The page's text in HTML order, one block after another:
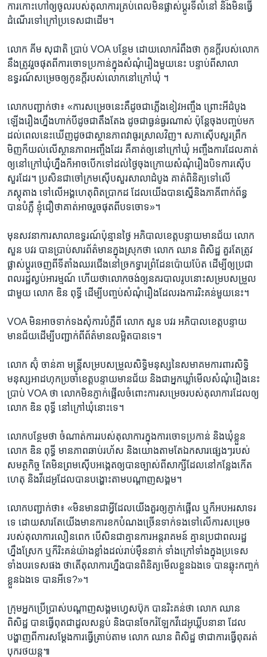
ការ​កោះ​ហៅ​ឲ្យ​ចូល​របស់​តុលាការ​គ្រប់​ពេល​មិន​ផ្លាស់​ប្តូរ​ទីលំនៅ​ និង​មិន​ធ្វើ​
ដំណើរ​ទៅ​ក្រៅ​ប្រទេស​ជា​ដើម។
លោក គីម សុជាតិ ​ប្រាប់​ VOA ​បន្ថែម ​ដោយ​លោក​រំពឹង​ថា ​កូន​ក្តី​របស់​លោក​
នឹង​ត្រូវ​រួច​ផុត​ពីការ​ចោទ​ប្រកាន់ក្នុង​សំណុំ​រឿង​មួយ​នេះ​ បន្ទាប់​ពី​សាលា​
ឧទ្ធរណ៍​សម្រេច​ឲ្យ​កូនក្តី​របស់​លោក​នៅ​ក្រៅឃុំ ។
លោក​បញ្ជាក់​ថា៖ «ការ​សម្រេច​នេះ​គឺ​ដូចជា​ភ្លើង​ខៀវ​អញ្ចឹង ​ព្រោះ​អី​ដំបូង​
ឡើង​រឿង​ហ្នឹង​ហាក់​បី​ដូចជា​តឹងតែង ​ដូចជា​ធ្ងន់ធ្ងរ​ណាស់​ ប៉ុន្តែ​ចុង​បញ្ចប់​មក​
ដល់​ពេល​នេះ​ឃើញ​ដូចជា​ស្ថានភាព​វា​ធូរ​ស្រាល​វិញ។ សភា​ស៊ើបសួរ​ព្រឹក​
មិញ​ក៏​យល់​លើស្ថានភាព​អញ្ចឹង​ដែរ​ គឺ​គាត់​ឲ្យ​នៅ​ក្រៅ​ឃុំ អញ្ចឹង​ការ​ដែល​គាត់​
ឲ្យ​នៅ​ក្រៅ​ឃុំ​ហ្នឹង​ក៏​អាច​បើក​ទៅ​ដល់​ថ្ងៃ​ចុង​ក្រោយ​សំណុំ​រឿង​បិទ​ការ​ស៊ើប
សួរ​ដែរ។​ ប្រសិន​ជា​ចៅ​ក្រម​ស៊ើបសួរ​សាលា​ដំបូង​ គាត់​ពិនិត្យ​ទៅ​លើ​
ភស្តុតាង ទៅ​លើ​អង្គហេតុ​ពិត​ប្រាកដ ដែល​យើង​បាន​ស្នើ​និង​ភាគី​ពាក់ព័ន្ធ​
បាន​បំភ្លឺ​ ខ្ញុំ​ជឿ​ថា​គាត់​អាច​រួច​ផុត​ពី​បទ​ចោទ»។
មុន​សវនាការ​សាលា​ឧទ្ធរណ៍​ប៉ុន្មាន​ថ្ងៃ ​អភិបាល​ខេត្ត​បន្ទាយមានជ័យ លោក
សួន​ បវរ បាន​ប្រាប់​សារព័ត៌មាន​ក្នុង​ស្រុក​ថា ​លោក ឈាន ពិសិដ្ឋ ​គួរតែ​ត្រូវ​
ផ្លាស់ប្តូរ​ចេញ​ពី​ទីតាំង​ឈរ​ជើង​នៅច្រក​ទ្វារ​ព្រំដែន​ប៉ោយប៉ែត​ ដើម្បី​ឲ្យ​ប្រជា
ពលរដ្ឋ​ស្ងប់​អារម្មណ៍​ ហើយ​ថា​លោក​ចង់​ឲ្យ​នគរបាល​រូប​នោះ​សម្រប​សម្រួល​
ជាមួយ លោក ឌិន ពុទ្ធី​ ដើម្បី​បញ្ចប់​សំណុំ​រឿង​ដែល​រងការ​រិះគន់​មួយ​នេះ។
VOA ​មិនអាច​ទាក់ទង​សុំ​ការ​បំភ្លឺ​ពី​ លោក សួន បវរ​ អភិបាល​ខេត្ត​បន្ទាយ
មានជ័យ​ដើម្បី​បញ្ជាក់​ពី​ព័ត៌មាន​លម្អិត​បាន​ទេ។
លោក​ ស៊ុំ ចាន់​គា​ មន្ត្រី​សម្រប​សម្រួល​សិទ្ធិ​មនុស្ស​នៃ​សមាគម​ការពារ​សិទ្ធិ​
មនុស្ស​អាដហុក​ប្រចាំ​ខេត្ត​បន្ទាយមានជ័យ​ និង​ជា​អ្នក​ឃ្លាំ​មើល​សំណុំ​រឿង​នេះ​
ប្រាប់ VOA ​ថា ​លោក​មិន​ភ្ញាក់​ផ្អើល​ចំពោះ​ការ​សម្រេច​របស់​តុលាការ​ដែល​ឲ្យ​
លោក ឌិន ពុទ្ធី នៅ​ក្រៅ​ឃុំ​នោះ​ទេ។​
លោក​បន្ថែម​ថា ចំណាត់​ការ​របស់​តុលាការ​ក្នុង​ការ​ចោទ​ប្រកាន់ ​និង​ឃុំ​ខ្លួន​
លោក ឌិន ពុទ្ធី ​មាន​ភាព​ឆាប់​រហ័ស ​និង​យោង​តាម​តែ​ឯកសារ​ផ្សេងៗ​របស់​
សមត្ថកិច្ច តែ​មិន​ព្រម​ស៊ើបអង្កេត​ឲ្យ​បាន​ច្បាស់​ពី​សាក្សី​ដែល​នៅ​កន្លែង​កើត​
ហេតុ​ និង​វីដេអូ​ដែល​បាន​បង្ហោះ​តាម​បណ្តាញ​សង្គម។​
លោក​បញ្ជាក់​ថា៖ «មិនមាន​ជា​អ្វី​ដែល​យើង​គួរ​ឲ្យ​ភ្ញាក់​ផ្អើល ឬក៏​អបអរ​សាទរ​
ទេ ដោយ​សារ​តែ​យើង​មាន​ការ​ខក​បំណង​ច្រើន​ទាក់ទង​ទៅ​លើ​ការ​សម្រេច​
របស់​តុលាការ​លឿន​ពេក​ បើសិនជា​គ្មាន​ការ​អន្តរាគមន៍ ​គ្មាន​ប្រជាពល​រដ្ឋ​
ហ្នឹង​ស្រែក ​ឬ​ក៏​រិះគន់​យ៉ាង​ខ្លាំង​ដល់​រាប់​ម៉ឺននាក់​ ទាំង​ក្រៅ​ទាំង​ក្នុង​ប្រទេស ​
ទាំង​បរទេស​ផង ​ថា​តើ​តុលាការ​ហ្នឹង​បាន​ពិនិត្យ​មើល​ខ្លួន​ឯង​ទេ បាន​ឆ្លុះកញ្ចក់​
ខ្លួន​ឯងទេ បាន​អី​ទេ?»។
ក្រុម​អ្នកប្រើ​ប្រាស់​បណ្ដាញ​សង្គម​ហ្វេសប៊ុក​ បាន​រិះគន់​ថា លោក​ ឈាន
ពិសិដ្ឋ​ បាន​ធ្វើ​ពុត​ជា​ដួល​សន្លប់ ​និង​បាន​ចែក​រំឡែក​វីដេអូ​ឃ្លីប​នានា​ ដែល​
បង្ហាញ​ពី​ការ​សម្តែង​ការ​ធ្វើ​ត្រាប់​តាម​ លោក​ ឈាន​ ពិសិដ្ឋ ថា​ជា​ការ​ធ្វើ​ពុត​រត់​
បុក​រថយន្ត៕